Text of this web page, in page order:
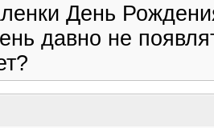
День
давно не